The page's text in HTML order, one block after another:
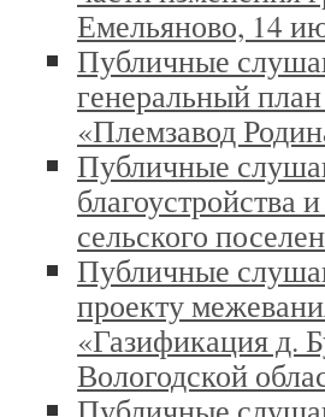
Емельяново, 14
Публичные
генеральный
«Племзавод
Публичные
благоустройства
сельского
Публичные
проекту
«Газификация д.
Вологодской